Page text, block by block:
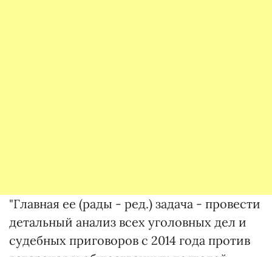
"Главная ее (рады - ред.) задача - провести
детальный анализ всех уголовных дел и
судебных приговоров с 2014 года против